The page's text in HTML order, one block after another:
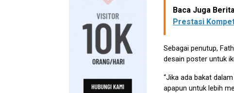
Baca Juga
Prestasi
Sebagai penutup,
desain poster untuk
“Jika ada bakat
apapun untuk lebih